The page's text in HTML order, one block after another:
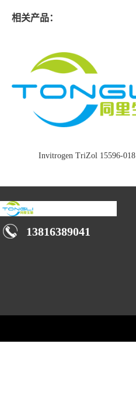
相关产品：
Invitrogen TriZol 15596-018
13816389041